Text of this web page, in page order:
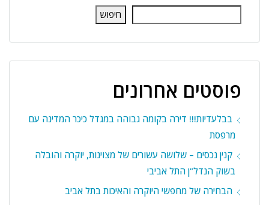
חיפוש
פוסטים אחרונים
בבלעדיות!!! דירה בקומה גבוהה במגדל כיכר המדינה עם
מרפסת
קנין נכסים – שלושה עשורים של מצוינות, יוקרה והובלה
בשוק הנדל”ן התל אביבי
הבחירה של מחפשי היוקרה והאיכות בתל אביב